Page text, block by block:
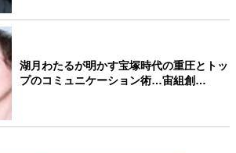
湖月わたるが明かす宝塚時代の重圧とトッ
プのコミュニケーション術…宙組創…